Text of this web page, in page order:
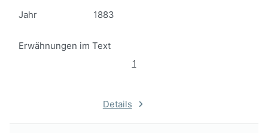
Jahr 1883
Erwähnungen im Text
1
Details